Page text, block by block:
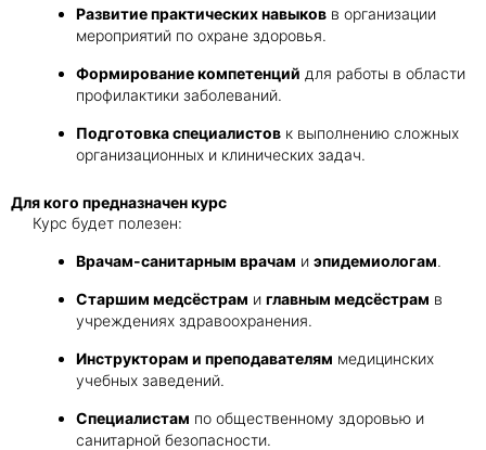
Развитие практических навыков в организации
мероприятий по охране здоровья.
Формирование компетенций для работы в области
профилактики заболеваний.
Подготовка специалистов к выполнению сложных
организационных и клинических задач.
Для кого предназначен курс
Курс будет полезен:
Врачам-санитарным врачам и эпидемиологам.
Старшим медсёстрам и главным медсёстрам в
учреждениях здравоохранения.
Инструкторам и преподавателям медицинских
учебных заведений.
Специалистам по общественному здоровью и
санитарной безопасности.
Даю согласие наобработку персональных
данных
e-mail рассылку
Получить консультацию
Даю согласие на
данныхиe-mail рассылку